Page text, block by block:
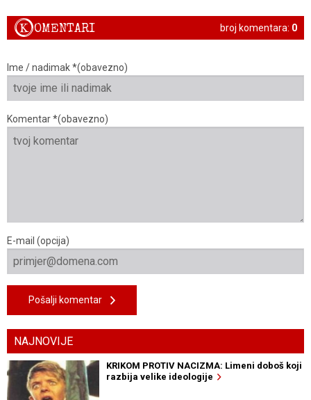
broj komentara: 0
KOMENTARI
Ime / nadimak *(obavezno)
Komentar *(obavezno)
E-mail (opcija)
Pošalji komentar
NAJNOVIJE
KRIKOM PROTIV NACIZMA: Limeni doboš koji
razbija velike ideologije